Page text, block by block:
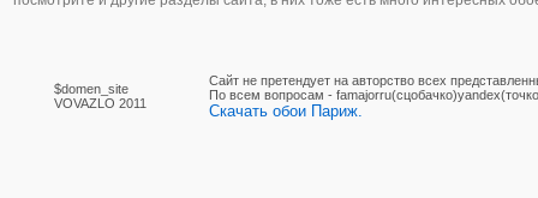
$domen_site
VOVAZLO 2011
Сайт не претендует на авторство всех
По вcем вопросам -
Скачать обои Париж.